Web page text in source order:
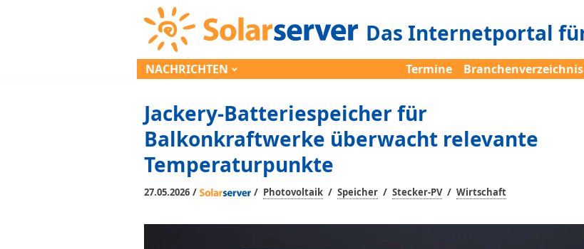
Das Internetportal
NACHRICHTEN Termine Branchenverzeichnis
Jackery-Batteriespeicher für
Balkonkraftwerke überwacht relevante
Temperaturpunkte
27.05.2026 / / Photovoltaik / Speicher / Stecker-PV / Wirtschaft